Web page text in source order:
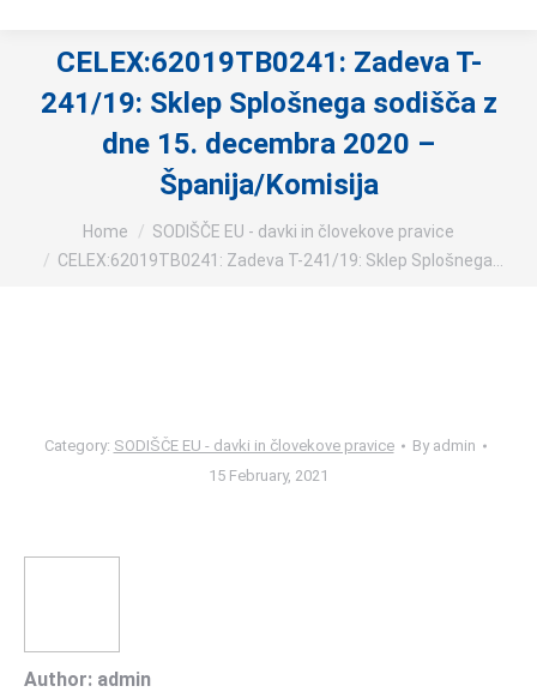
CELEX:62019TB0241: Zadeva T-
241/19: Sklep Splošnega sodišča z
dne 15. decembra 2020 –
Španija/Komisija
You are here:
Home
SODIŠČE EU - davki in človekove pravice
CELEX:62019TB0241: Zadeva T-241/19: Sklep Splošnega…
Category: SODIŠČE EU - davki in človekove pravice By admin
15 February, 2021
Author: admin